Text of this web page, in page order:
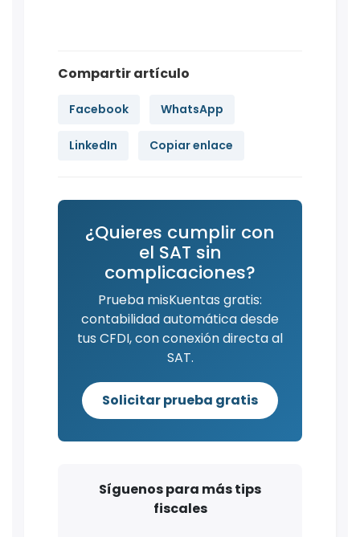
Compartir artículo
Facebook WhatsApp
LinkedIn Copiar enlace
¿Quieres cumplir con
el SAT sin
complicaciones?
Prueba misKuentas gratis:
contabilidad automática desde
tus CFDI, con conexión directa al
SAT.
Solicitar prueba gratis
Síguenos para más tips
fiscales